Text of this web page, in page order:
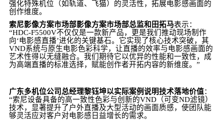
强化特殊机位（如轨道、飞猫）的灵活性，拓展电影感画面的
创作维度。
索尼影像方案市场部影像方案市场部总监和田拓马表示：
“HDC-F5500V不仅仅是一款新产品，更是我们推动现场制作
向‘电影感直播’进化的关键基石。它实现了核心技术突破，其
VND系统与原生电影色彩科学，让直播的效率与电影感画面的
艺术性得以无缝融合。我们期待它以优异的性能和一致性，成
为高端直播的标准选择，赋能创作者开拓内容的新维度。”
广东多机位公司总经理黎钰坤以实际案例说明技术落地价值：
“索尼设备具备的高一致性色彩与创新的VND（可变ND滤镜）
技术，显著提升了户外直播及大型活动的画面质感，使团队能
够灵活应对客户对电影感日益增长的需求。